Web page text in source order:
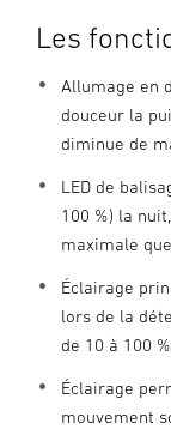
Les
Allumage en
douceur la
diminue de
LED de
100 %) la
maximale
Éclairage
lors de la
de 10 à 100 %
Éclairage
mouvement